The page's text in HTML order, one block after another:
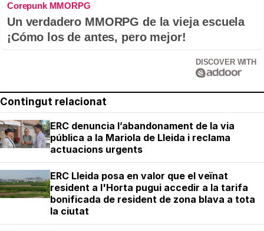
Corepunk MMORPG
Un verdadero MMORPG de la vieja escuela
¡Cómo los de antes, pero mejor!
DISCOVER WITH
Contingut relacionat
ERC denuncia l’abandonament de la via
pública a la Mariola de Lleida i reclama
actuacions urgents
ERC Lleida posa en valor que el veïnat
resident a l'Horta pugui accedir a la tarifa
bonificada de resident de zona blava a tota
la ciutat